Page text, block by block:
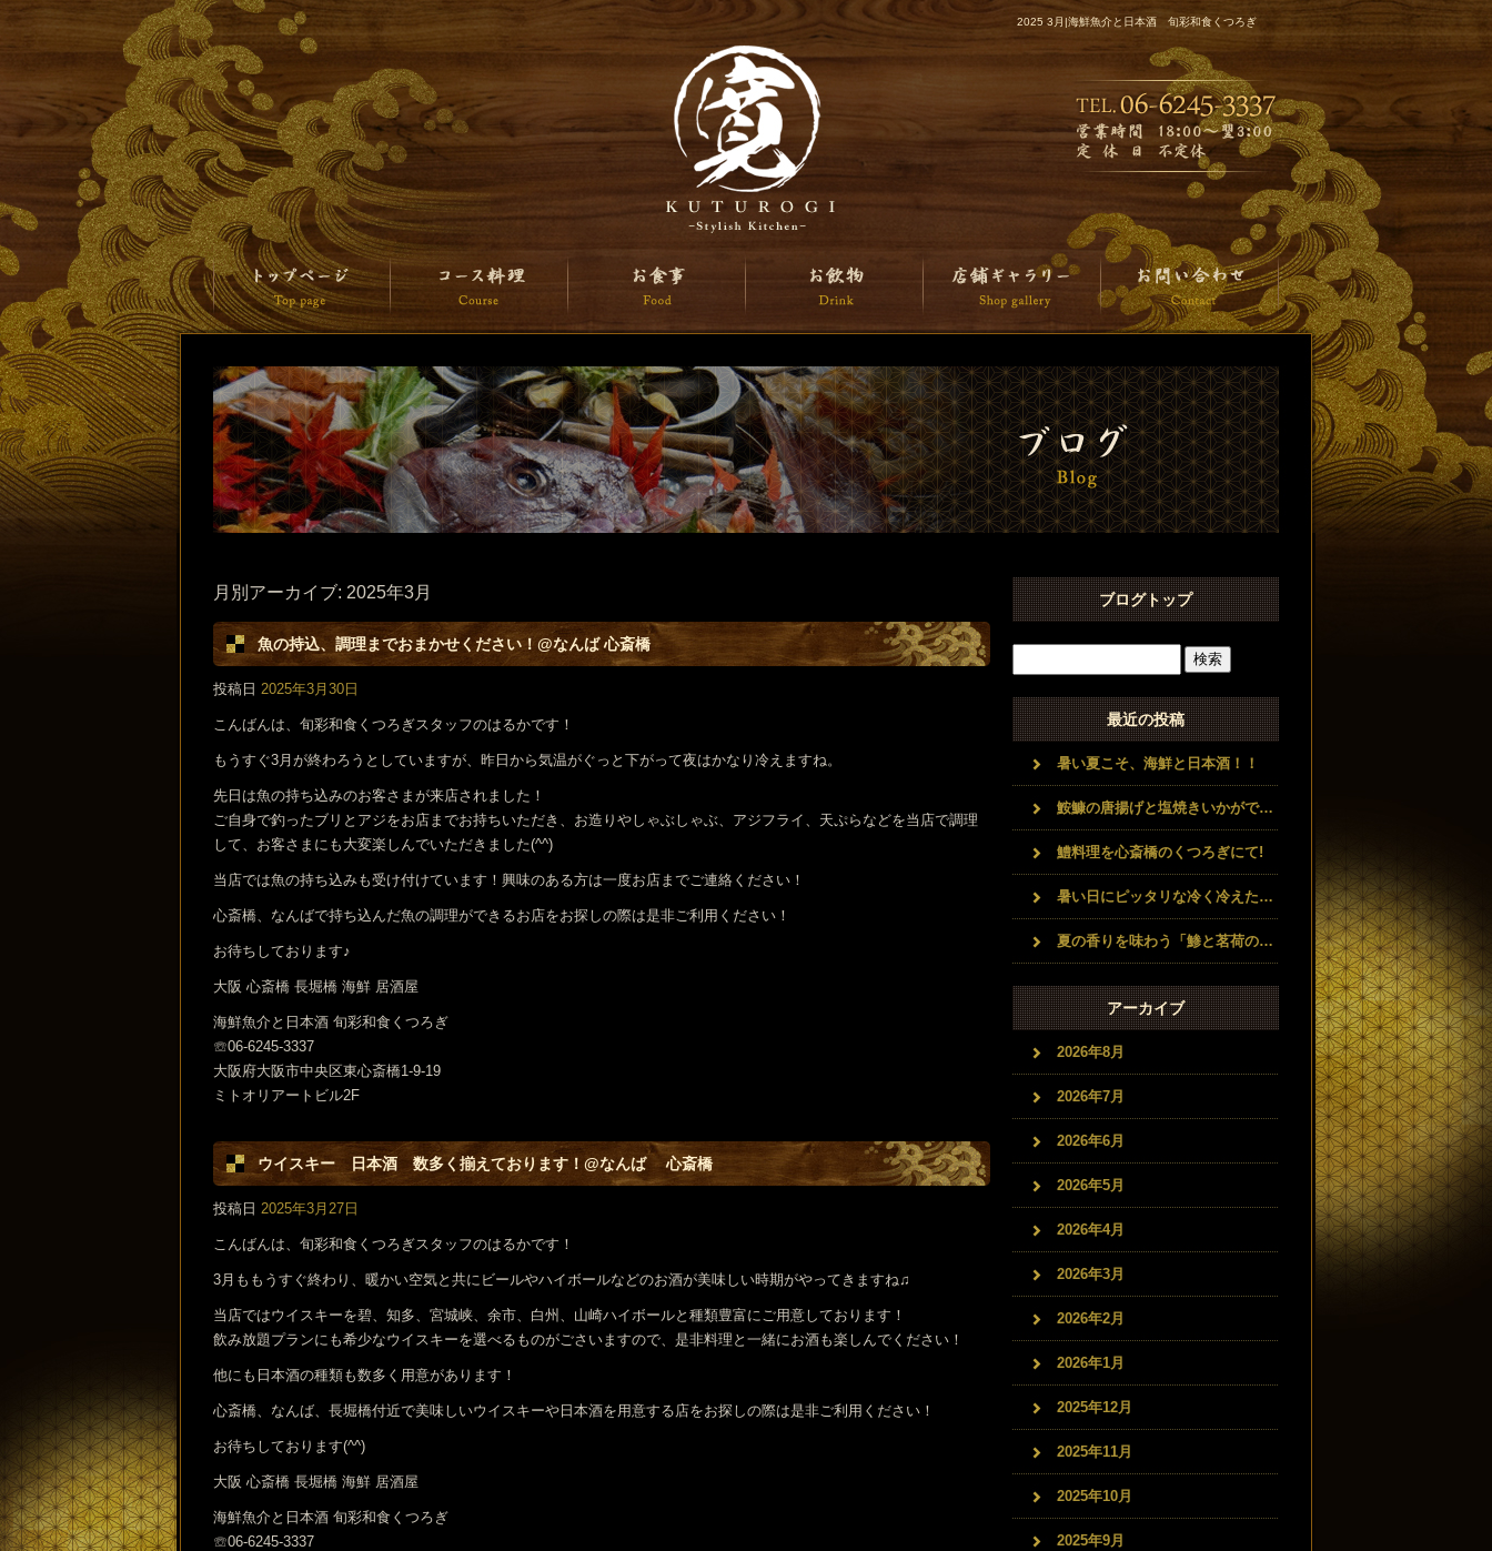
2025 3月|海鮮魚介と日本酒 旬彩和食くつろぎ
月別アーカイブ: 2025年3月
魚の持込、調理までおまかせください！@なんば 心斎橋
投稿日 2025年3月30日
こんばんは、旬彩和食くつろぎスタッフのはるかです！
もうすぐ3月が終わろうとしていますが、昨日から気温がぐっと下がって夜はかなり冷えますね。
先日は魚の持ち込みのお客さまが来店されました！
ご自身で釣ったブリとアジをお店までお持ちいただき、お造りやしゃぶしゃぶ、アジフライ、天ぷらなどを当店で調理
して、お客さまにも大変楽しんでいただきました(^^)
当店では魚の持ち込みも受け付けています！興味のある方は一度お店までご連絡ください！
心斎橋、なんばで持ち込んだ魚の調理ができるお店をお探しの際は是非ご利用ください！
お待ちしております♪
大阪 心斎橋 長堀橋 海鮮 居酒屋
海鮮魚介と日本酒 旬彩和食くつろぎ
☏06-6245-3337
大阪府大阪市中央区東心斎橋1-9-19
ミトオリアートビル2F
ウイスキー 日本酒 数多く揃えております！@なんば 心斎橋
投稿日 2025年3月27日
こんばんは、旬彩和食くつろぎスタッフのはるかです！
3月ももうすぐ終わり、暖かい空気と共にビールやハイボールなどのお酒が美味しい時期がやってきますね♫
当店ではウイスキーを碧、知多、宮城峡、余市、白州、山崎ハイボールと種類豊富にご用意しております！
飲み放題プランにも希少なウイスキーを選べるものがごさいますので、是非料理と一緒にお酒も楽しんでください！
他にも日本酒の種類も数多く用意があります！
心斎橋、なんば、長堀橋付近で美味しいウイスキーや日本酒を用意する店をお探しの際は是非ご利用ください！
お待ちしております(^^)
大阪 心斎橋 長堀橋 海鮮 居酒屋
海鮮魚介と日本酒 旬彩和食くつろぎ
☏06-6245-3337
ブログトップ
最近の投稿
暑い夏こそ、海鮮と日本酒！！
鮟鱇の唐揚げと塩焼きいかがですか
鱧料理を心斎橋のくつろぎにて!
暑い日にピッタリな冷く冷えた日本酒と豪華な海鮮料理コースいかがですか？？
夏の香りを味わう「鯵と茗荷のなめろう」
アーカイブ
2026年8月
2026年7月
2026年6月
2026年5月
2026年4月
2026年3月
2026年2月
2026年1月
2025年12月
2025年11月
2025年10月
2025年9月